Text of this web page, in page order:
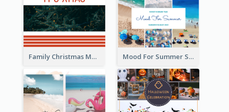
Family Christmas Memories Seasonal Photo Book Mood For Summer Seasonal Photo Book